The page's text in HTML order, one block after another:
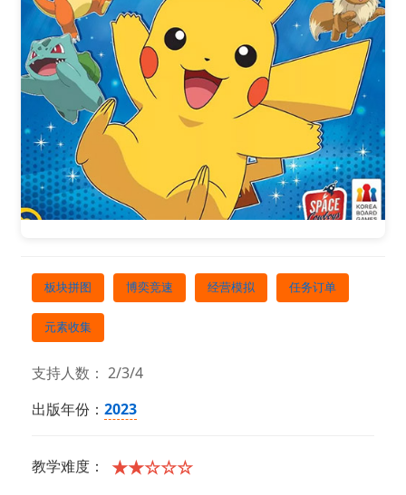
板块拼图 博奕竞速 经营模拟 任务订单
元素收集
支持人数： 2/3/4
出版年份： 2023
教学难度： ★★☆☆☆